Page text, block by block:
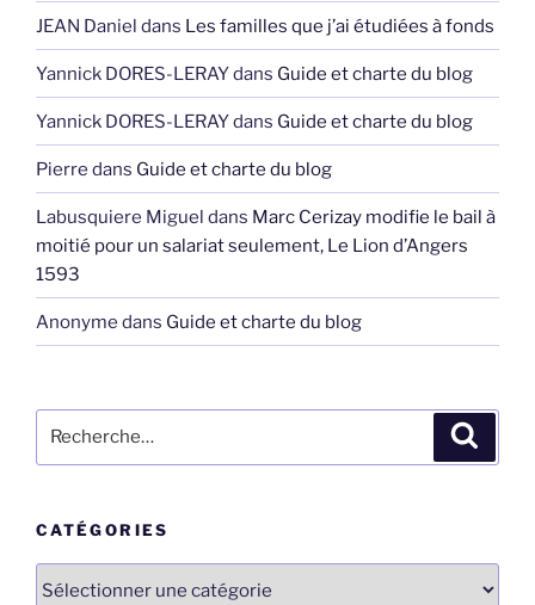
JEAN Daniel dans Les familles que j’ai étudiées à fonds
Yannick DORES-LERAYdans Guide et charte du blog
Yannick DORES-LERAYdans Guide et charte du blog
Pierre dans Guide et charte du blog
Labusquiere Miguel dans Marc Cerizay modifie le bail à
moitié pour un salariat seulement, Le Lion d’Angers
1593
Anonyme dans Guide et charte du blog
pour
CATÉGORIES